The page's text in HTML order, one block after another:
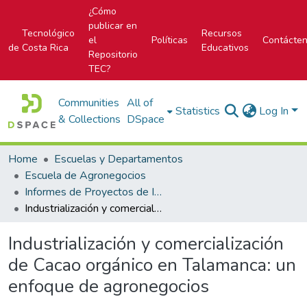
Tecnológico
de Costa Rica
¿Cómo
publicar en
el
Repositorio
TEC?
Políticas
Recursos
Educativos
Communities
& Collections
All of
DSpace
Statistics Log In
Home
Escuelas y Departamentos
Escuela de Agronegocios
Informes de Proyectos de Investigación
Industrialización y comercialización de Cacao orgánico en Talamanca: un enfoque de agronegocios
Industrialización y comercialización
de Cacao orgánico en Talamanca: un
enfoque de agronegocios